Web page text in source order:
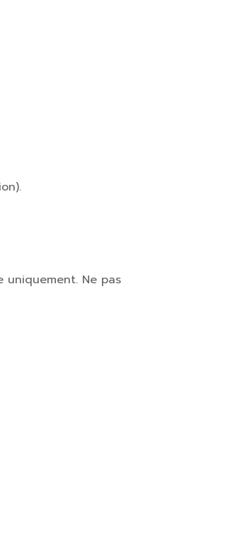
uniquement. Ne pas